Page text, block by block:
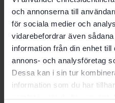
och annonserna till
för sociala medier och
vidarebefordrar även
information från din enhet
annons- och analysföretag
Dessa kan i sin tur
information som du har
Festool
RS-ST D
1426kr